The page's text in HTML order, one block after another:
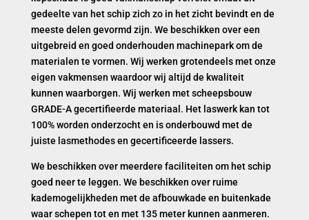
gedeelte van het schip zich zo in het zicht bevindt en de
meeste delen gevormd zijn. We beschikken over een
uitgebreid en goed onderhouden machinepark om de
materialen te vormen. Wij werken grotendeels met onze
eigen vakmensen waardoor wij altijd de kwaliteit
kunnen waarborgen. Wij werken met scheepsbouw
GRADE-A gecertifieerde materiaal. Het laswerk kan tot
100% worden onderzocht en is onderbouwd met de
juiste lasmethodes en gecertificeerde lassers.
We beschikken over meerdere faciliteiten om het schip
goed neer te leggen. We beschikken over ruime
kademogelijkheden met de afbouwkade en buitenkade
waar schepen tot en met 135 meter kunnen aanmeren.